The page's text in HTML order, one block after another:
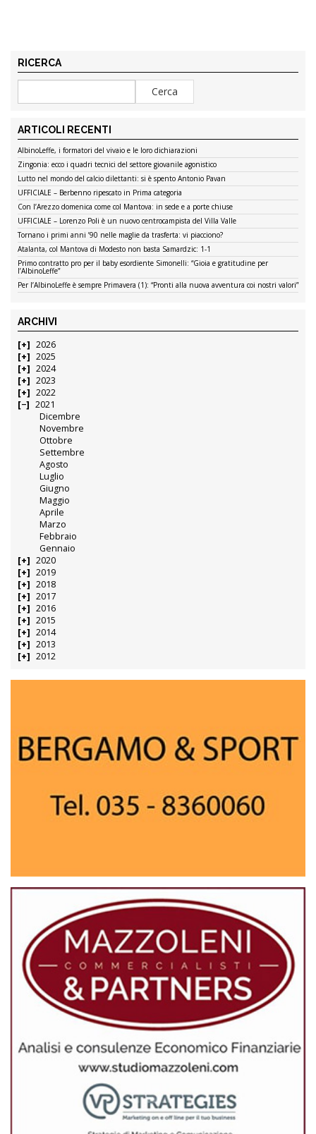
RICERCA
ARTICOLI RECENTI
AlbinoLeffe, i formatori del vivaio e le loro dichiarazioni
Zingonia: ecco i quadri tecnici del settore giovanile agonistico
Lutto nel mondo del calcio dilettanti: si è spento Antonio Pavan
UFFICIALE – Berbenno ripescato in Prima categoria
Con l’Arezzo domenica come col Mantova: in sede e a porte chiuse
UFFICIALE – Lorenzo Poli è un nuovo centrocampista del Villa Valle
Tornano i primi anni ’90 nelle maglie da trasferta: vi piacciono?
Atalanta, col Mantova di Modesto non basta Samardzic: 1-1
Primo contratto pro per il baby esordiente Simonelli: “Gioia e gratitudine per
l’AlbinoLeffe”
Per l’AlbinoLeffe è sempre Primavera (1): “Pronti alla nuova avventura coi nostri valori”
ARCHIVI
2026
2025
2024
2023
2022
2021
Dicembre
Novembre
Ottobre
Settembre
Agosto
Luglio
Giugno
Maggio
Aprile
Marzo
Febbraio
Gennaio
2020
2019
2018
2017
2016
2015
2014
2013
2012